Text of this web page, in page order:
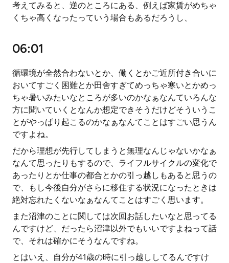
考えてみると、逆のところにある、例えば家賃がめちゃ
くちゃ高くなったっていう場合もあるだろうし、
06:01
循環境が全然合わないとか、働くとかご近所付き合いに
おいてすごく困難とか田舎すぎてめっちゃ寒いとかめっ
ちゃ暑いみたいなところが多いのかなぁなんていろんな
方に聞いていくとなんか想定できそうだけどそういうこ
とがやっぱり起こるのかなぁなんてことはすごい思うん
ですよね。
だから理想が先行してしまうと無理なんじゃないかなぁ
なんて思ったりもするので、ライフルサイクルの変化で
あったりとか仕事の都合とかの引っ越しもあると思うの
で、もし今後自分がさらに移住する状況になったときは
絶対忘れたくないなぁなんてことはすごく思います。
また沼津のことに関しては次回お話したいなと思ってる
んですけど、だったら沼津以外でもいいですよねって話
で、それは確かにそうなんですね。
とはいえ、自分が41歳の時に引っ越ししてるんですけ